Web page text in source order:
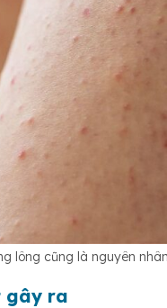
lông cũng là nguyên
gây ra